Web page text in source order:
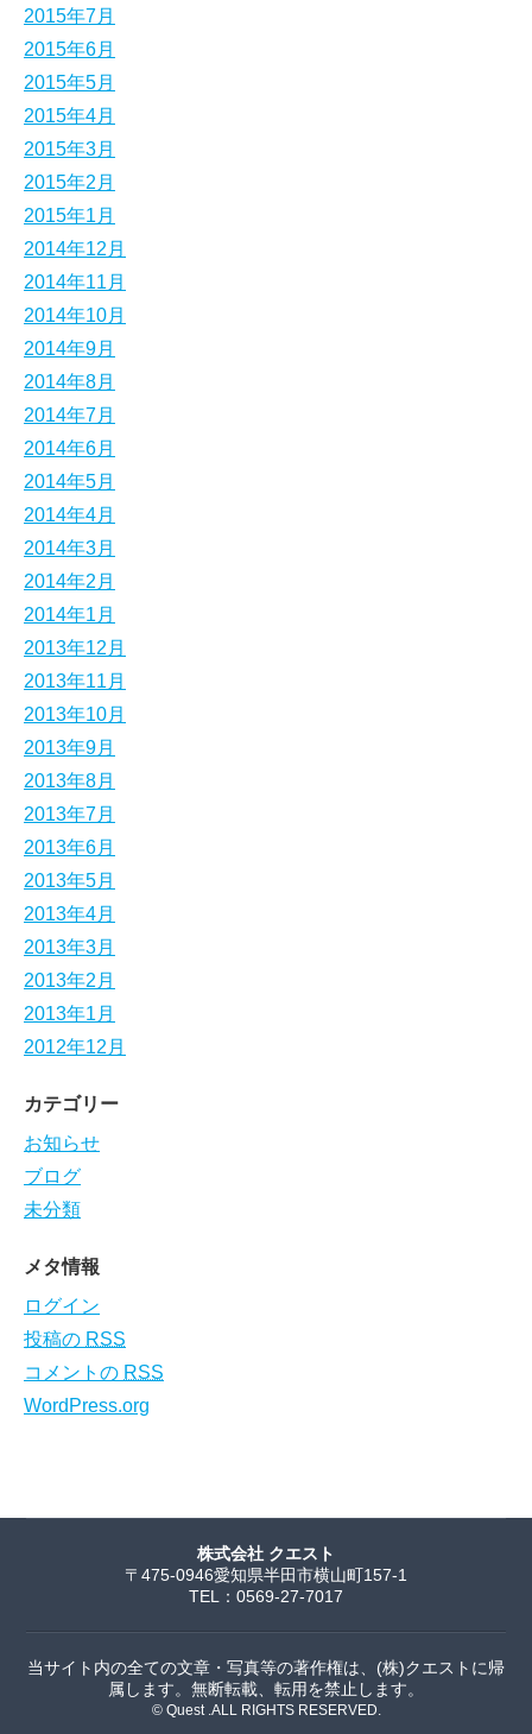
2015年7月
2015年6月
2015年5月
2015年4月
2015年3月
2015年2月
2015年1月
2014年12月
2014年11月
2014年10月
2014年9月
2014年8月
2014年7月
2014年6月
2014年5月
2014年4月
2014年3月
2014年2月
2014年1月
2013年12月
2013年11月
2013年10月
2013年9月
2013年8月
2013年7月
2013年6月
2013年5月
2013年4月
2013年3月
2013年2月
2013年1月
2012年12月
カテゴリー
お知らせ
ブログ
未分類
メタ情報
ログイン
投稿の RSS
コメントの RSS
WordPress.org
株式会社 クエスト
〒475-0946愛知県半田市横山町157-1
TEL：0569-27-7017
当サイト内の全ての文章・写真等の著作権は、(株)クエストに帰
属します。無断転載、転用を禁止します。
© Quest .ALL RIGHTS RESERVED.